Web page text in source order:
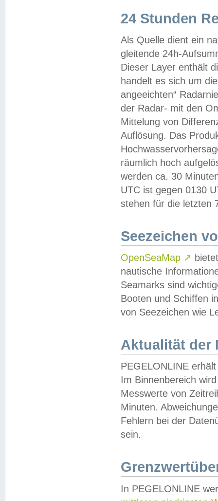
24 Stunden
Als Quelle dient ein
gleitende 24h-
Dieser Layer enthält
handelt es sich um
angeeichten“
der Radar- mit den
Mittelung von
Auflösung. Das
räumlich hoch
werden ca. 30
UTC ist gegen 0130
stehen für die letzten
Seezeichen
OpenSeaMap ↗
nautische
Seamarks sind
Booten und Schiffen
von Seezeichen wie
Aktualität der
PEGELONLINE
Im Binnenbereich
Messwerte von
Minuten.
Fehlern bei der
sein.
In PEGELONLINE